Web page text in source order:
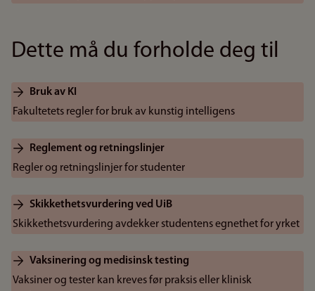
Dette må du forholde deg til
Bruk av KI
Fakultetets regler for bruk av kunstig intelligens
Reglement og retningslinjer
Regler og retningslinjer for studenter
Skikkethetsvurdering ved UiB
Skikkethetsvurdering avdekker studentens egnethet for yrket
Vaksinering og medisinsk testing
Vaksiner og tester kan kreves før praksis eller klinisk